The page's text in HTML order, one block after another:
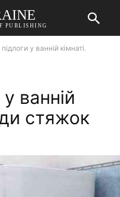
PUBLISHING
у ванній кімнаті.
ванній
стяжок